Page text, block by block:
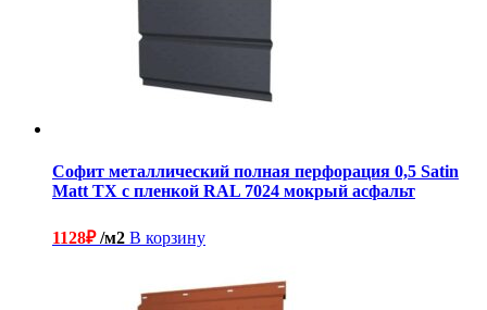
Софит металлический полная перфорация 0,5 Satin
Matt TX с пленкой RAL 7024 мокрый асфальт
1128₽/м2 В корзину